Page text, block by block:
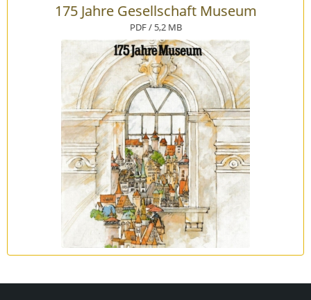
175 Jahre Gesellschaft Museum
PDF / 5,2 MB